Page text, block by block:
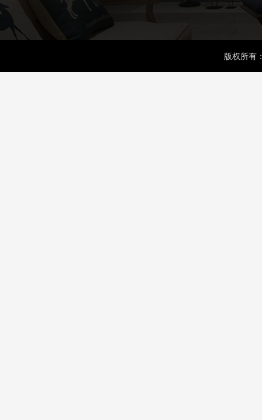
版权所有